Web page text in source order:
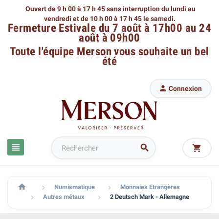
Ouvert de 9 h 00 à 17 h 45 sans interruption du lundi au
vendredi et de 10 h 00 à 17 h 45 le samedi.
Fermeture Estivale du 7 août à 17h00 au 24
août à 09h00
Toute l'équipe Mersonvous souhaite un bel
été
 
 Connexion

  Numismatique  Monnaies Etrangères
 Autres métaux  2 Deutsch Mark - Allemagne